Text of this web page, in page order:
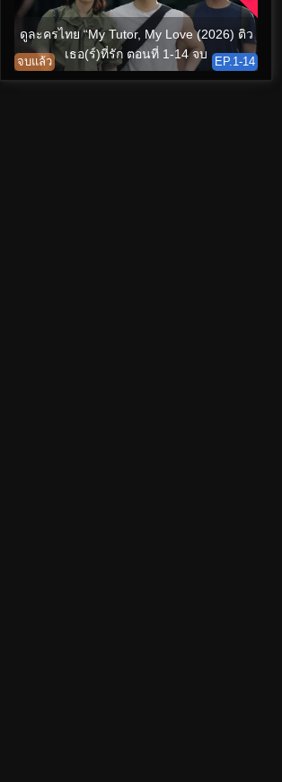
ดูละครไทย “My Tutor, My Love (2026) ติว
เธอ(ร์)ที่รัก ตอนที่ 1-14 จบ
จบแล้ว EP.1-14